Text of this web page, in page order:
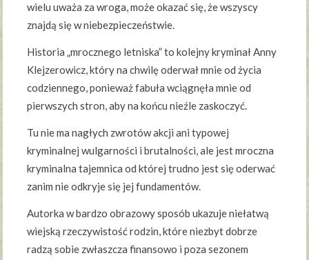
wielu uważa za wroga, może okazać się, że wszyscy
znajdą się w niebezpieczeństwie.
Historia „mrocznego letniska” to kolejny kryminał Anny
Klejzerowicz, który na chwilę oderwał mnie od życia
codziennego, ponieważ fabuła wciągnęła mnie od
pierwszych stron, aby na końcu nieźle zaskoczyć.
Tu nie ma nagłych zwrotów akcji ani typowej
kryminalnej wulgarności i brutalności, ale jest mroczna
kryminalna tajemnica od której trudno jest się oderwać
zanim nie odkryje się jej fundamentów.
Autorka w bardzo obrazowy sposób ukazuje niełatwą
wiejską rzeczywistość rodzin, które niezbyt dobrze
radzą sobie zwłaszcza finansowo i poza sezonem